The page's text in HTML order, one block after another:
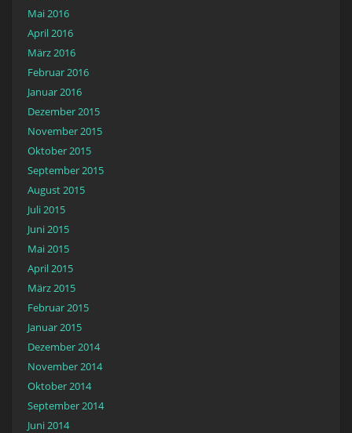
Mai 2016
April 2016
März 2016
Februar 2016
Januar 2016
Dezember 2015
November 2015
Oktober 2015
September 2015
August 2015
Juli 2015
Juni 2015
Mai 2015
April 2015
März 2015
Februar 2015
Januar 2015
Dezember 2014
November 2014
Oktober 2014
September 2014
Juni 2014